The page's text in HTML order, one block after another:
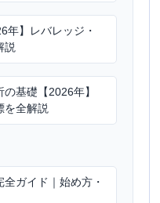
年】レバレッジ・
説
基礎【2026年】
を全解説
ガイド｜始め方・